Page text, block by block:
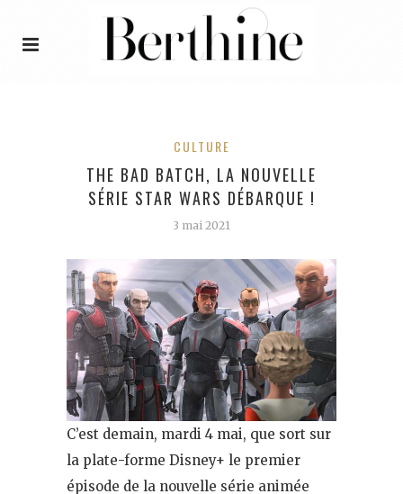
CULTURE
THE BAD BATCH, LA NOUVELLE
SÉRIE STAR WARS DÉBARQUE !
3 mai 2021
C’est demain, mardi 4 mai, que sort sur
la plate-forme Disney+ le premier
épisode de la nouvelle série animée